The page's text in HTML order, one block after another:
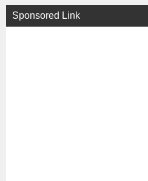
Sponsored Link